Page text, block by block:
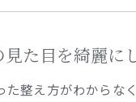
た目を綺麗にし
整え方がわからな